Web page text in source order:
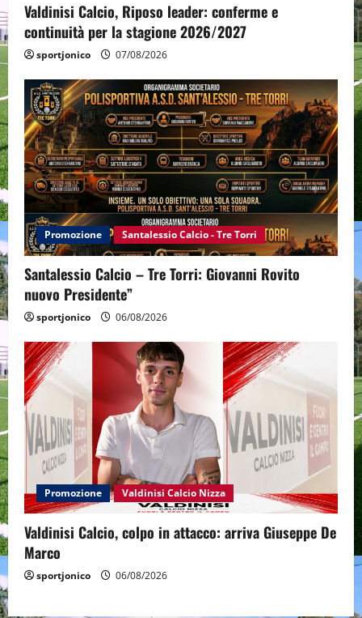
Valdinisi Calcio, Riposo leader: conferme e
continuità per la stagione 2026/2027
sportjonico 07/08/2026
Promozione Santalessio Calcio - Tre Torri
Santalessio Calcio – Tre Torri: Giovanni Rovito
nuovo Presidente”
sportjonico 06/08/2026
Promozione Valdinisi Calcio Nizza
Valdinisi Calcio, colpo in attacco: arriva Giuseppe De
Marco
sportjonico 06/08/2026